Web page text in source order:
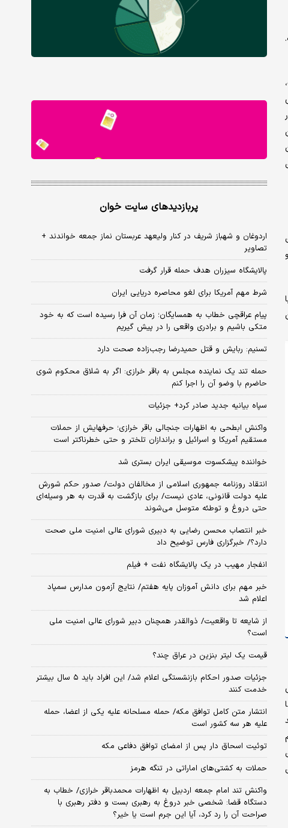
پربازدیدهای سایت خوان
اردوغان و شهباز شریف در کنار ولیعهد عربستان نماز جمعه خواندند +
تصاویر
پالایشگاه سیزران هدف حمله قرار گرفت
شرط مهم آمریکا برای لغو محاصره دریایی ایران
پیام عراقچی خطاب به همسایگان؛ زمان آن فرا رسیده است که به خود
متکی باشیم و برادری واقعی را در پیش گیریم
تسنیم: ربایش و قتل حمیدرضا رجب‌زاده صحت دارد
حمله تند یک نماینده مجلس به باقر خرازی: اگر به شلاق محکوم شوی
حاضرم با وضو آن را اجرا کنم
سپاه بیانیه جدید صادر کرد+ جزئیات
واکنش ابطحی به اظهارات جنجالی باقر خرازی؛ حرفهایش از حملات
مستقیم آمریکا و اسرائیل و براندازان تلختر و حتی خطرناکتر است
خواننده پیشکسوت موسیقی ایران بستری شد
انتقاد روزنامه جمهوری اسلامی از مخالفان دولت/ صدور حکم شورش
علیه دولت قانونی، عادی نیست/ برای بازگشت به قدرت به هر وسیله‌ای
حتی دروغ و توطئه متوسل می‌شوند
خبر انتصاب محسن رضایی به دبیری شورای عالی امنیت ملی صحت
دارد؟/ خبرگزاری فارس توضیح داد
انفجار مهیب در یک پالایشگاه نفت + فیلم
خبر مهم برای دانش آموزان پایه هفتم/ نتایج آزمون مدارس سمپاد
اعلام شد
از شایعه تا واقعیت/ ذوالقدر همچنان دبیر شورای ‌عالی امنیت ملی
است؟
قیمت یک لیتر بنزین در عراق چند؟
جزئیات صدور احکام بازنشستگی اعلام شد/ این افراد باید ۵ سال بیشتر
خدمت کنند
انتشار متن کامل توافق مکه/ حمله مسلحانه علیه یکی از اعضا، حمله
علیه هر سه کشور است
توئیت اسحاق دار پس از امضای توافق دفاعی مکه
حملات به کشتی‌های اماراتی در تنگه هرمز
واکنش تند امام جمعه اردبیل به اظهارات محمدباقر خرازی/ خطاب به
دستگاه قضا: شخصی خبر دروغ به رهبری بست و دفتر رهبری با
صراحت آن را رد کرد، آیا این جرم است یا خیر؟